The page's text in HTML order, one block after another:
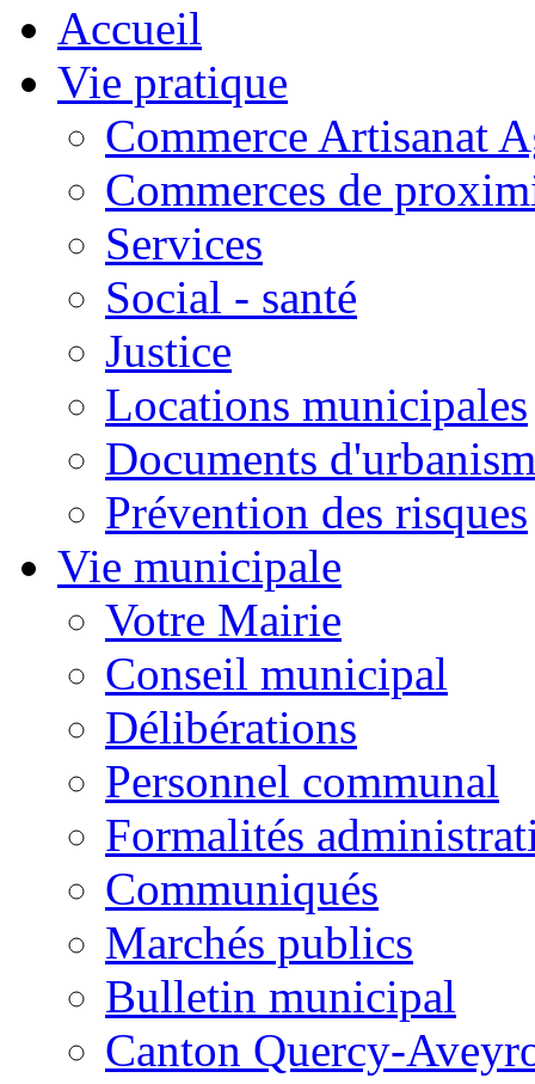
Accueil
Vie pratique
Commerce Artisanat
Commerces de
Services
Social - santé
Justice
Locations municipales
Documents
Prévention des risques
Vie municipale
Votre Mairie
Conseil municipal
Délibérations
Personnel communal
Formalités
Communiqués
Marchés publics
Bulletin municipal
Canton Quercy-